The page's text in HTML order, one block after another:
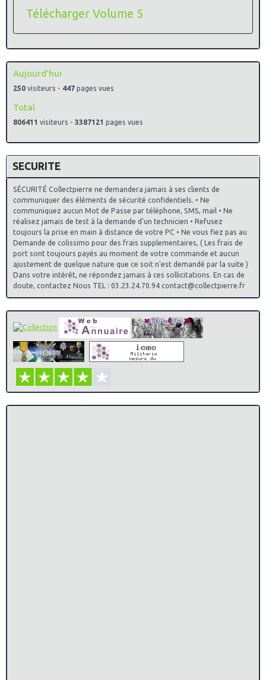
Télécharger Volume 5
Aujourd'hui
250 visiteurs - 447 pages vues
Total
806411 visiteurs - 3387121 pages vues
SECURITE
SÉCURITÉ Collectpierre ne demandera jamais à ses clients de
communiquer des éléments de sécurité confidentiels. • Ne
communiquez aucun Mot de Passe par téléphone, SMS, mail • Ne
réalisez jamais de test à la demande d’un technicien • Refusez
toujours la prise en main à distance de votre PC • Ne vous fiez pas au
Demande de colissimo pour des frais supplementaires, ( Les frais de
port sont toujours payés au moment de votre commande et aucun
ajustement de quelque nature que ce soit n'est demandé par la suite )
Dans votre intérêt, ne répondez jamais à ces sollicitations. En cas de
doute, contactez Nous TEL : 03.23.24.70.94 contact@collectpierre.fr